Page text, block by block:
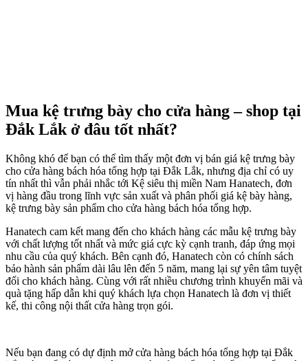
Mua kệ trưng bày cho cửa hàng – shop tại
Đắk Lắk ở đâu tốt nhất?
Không khó để bạn có thể tìm thấy một đơn vị bán giá kệ trưng bày
cho cửa hàng bách hóa tổng hợp tại Đắk Lắk, nhưng địa chỉ có uy
tín nhất thì vẫn phải nhắc tới Kệ siêu thị miền Nam Hanatech, đơn
vị hàng đầu trong lĩnh vực sản xuất và phân phối giá kệ bày hàng,
kệ trưng bày sản phẩm cho cửa hàng bách hóa tổng hợp.
Hanatech cam kết mang đến cho khách hàng các mẫu kệ trưng bày
với chất lượng tốt nhất và mức giá cực kỳ cạnh tranh, đáp ứng mọi
nhu cầu của quý khách. Bên cạnh đó, Hanatech còn có chính sách
bảo hành sản phẩm dài lâu lên đến 5 năm, mang lại sự yên tâm tuyệt
đối cho khách hàng. Cùng với rất nhiều chương trình khuyến mãi và
quà tặng hấp dẫn khi quý khách lựa chọn Hanatech là đơn vị thiết
kế, thi công nội thất cửa hàng trọn gói.
Nếu bạn đang có dự định mở cửa hàng bách hóa tổng hợp tại Đắk